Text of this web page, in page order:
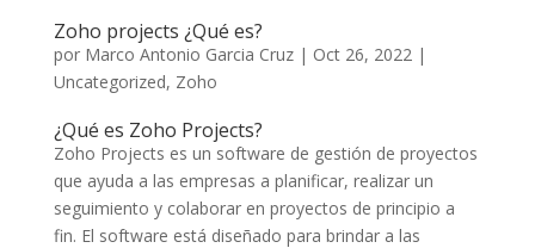
Zoho projects ¿Qué es?
por Marco Antonio Garcia Cruz| Oct 26, 2022 |
Uncategorized, Zoho
¿Qué es Zoho Projects?
Zoho Projects es un software de gestión de proyectos
que ayuda a las empresas a planificar, realizar un
seguimiento y colaborar en proyectos de principio a
fin. El software está diseñado para brindar a las